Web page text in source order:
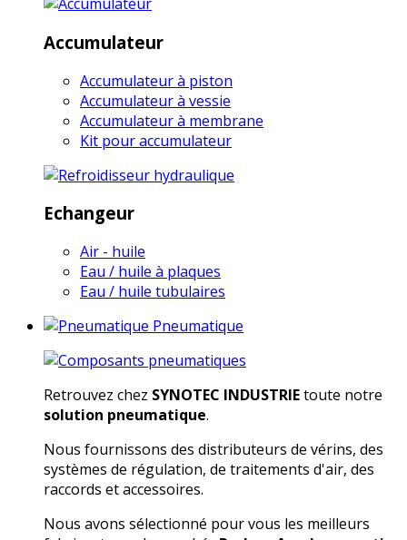
Accumulateur
Accumulateur à piston
Accumulateur à vessie
Accumulateur à membrane
Kit pour accumulateur
Echangeur
Air - huile
Eau / huile à plaques
Eau / huile tubulaires
Pneumatique
Retrouvez chez SYNOTEC INDUSTRIEtoute notre
solution pneumatique.
Nous fournissons des distributeurs de vérins, des
systèmes de régulation, de traitements d'air, des
raccords et accessoires.
Nous avons sélectionné pour vous les meilleurs